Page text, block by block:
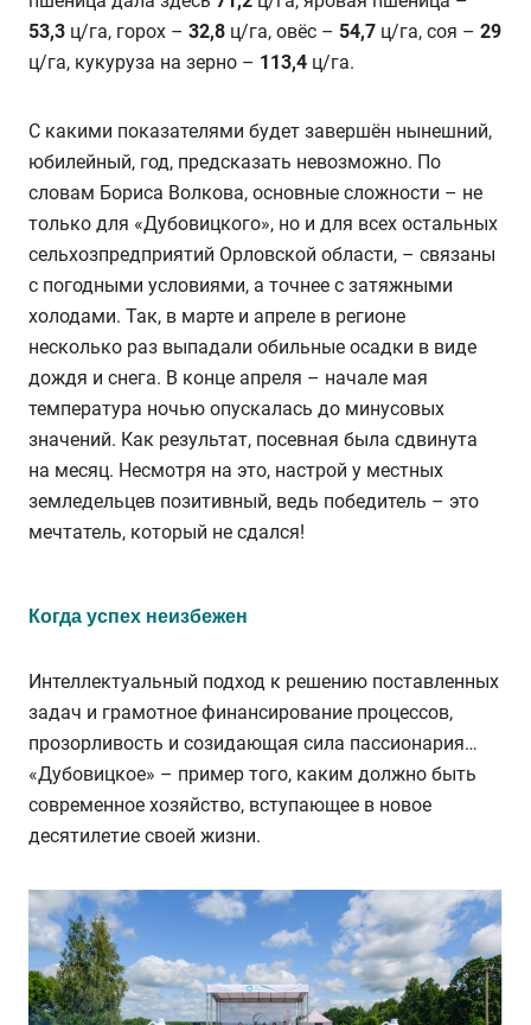
53,3 ц/га, горох – 32,8 ц/га, овёс – 54,7 ц/га, соя – 29
ц/га, кукуруза на зерно – 113,4 ц/га.
С какими показателями будет завершён нынешний,
юбилейный, год, предсказать невозможно. По
словам Бориса Волкова, основные сложности – не
только для «Дубовицкого», но и для всех остальных
сельхозпредприятий Орловской области, – связаны
с погодными условиями, а точнее с затяжными
холодами. Так, в марте и апреле в регионе
несколько раз выпадали обильные осадки в виде
дождя и снега. В конце апреля – начале мая
температура ночью опускалась до минусовых
значений. Как результат, посевная была сдвинута
на месяц. Несмотря на это, настрой у местных
земледельцев позитивный, ведь победитель – это
мечтатель, который не сдался!
Когда успех неизбежен
Интеллектуальный подход к решению поставленных
задач и грамотное финансирование процессов,
прозорливость и созидающая сила пассионария…
«Дубовицкое» – пример того, каким должно быть
современное хозяйство, вступающее в новое
десятилетие своей жизни.